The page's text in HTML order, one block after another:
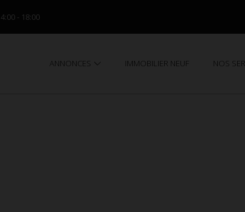
- 18:00
ANNONCES IMMOBILIER NEUF NOS